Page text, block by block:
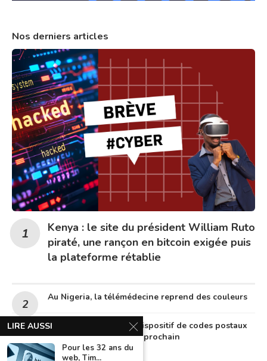
Nos derniers articles
Kenya : le site du président William Ruto
piraté, une rançon en bitcoin exigée puis
la plateforme rétablie
Au Nigeria, la télémédecine reprend des couleurs
Le Nigeria lancera un dispositif de codes postaux
numériques en octobre prochain
LIRE AUSSI
Pour les 32 ans du
web, Tim...